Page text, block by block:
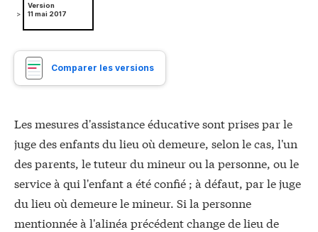
>
Version
11 mai 2017
Comparer les versions
Les mesures d'assistance éducative sont prises par le
juge des enfants du lieu où demeure, selon le cas, l'un
des parents, le tuteur du mineur ou la personne, ou le
service à qui l'enfant a été confié ; à défaut, par le juge
du lieu où demeure le mineur. Si la personne
mentionnée à l'alinéa précédent change de lieu de